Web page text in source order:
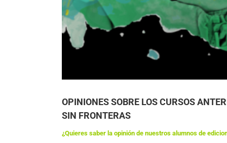
OPINIONES SOBRE LOS CURSOS
SIN FRONTERAS
¿Quieres saber la opinión de nuestros alumnos de